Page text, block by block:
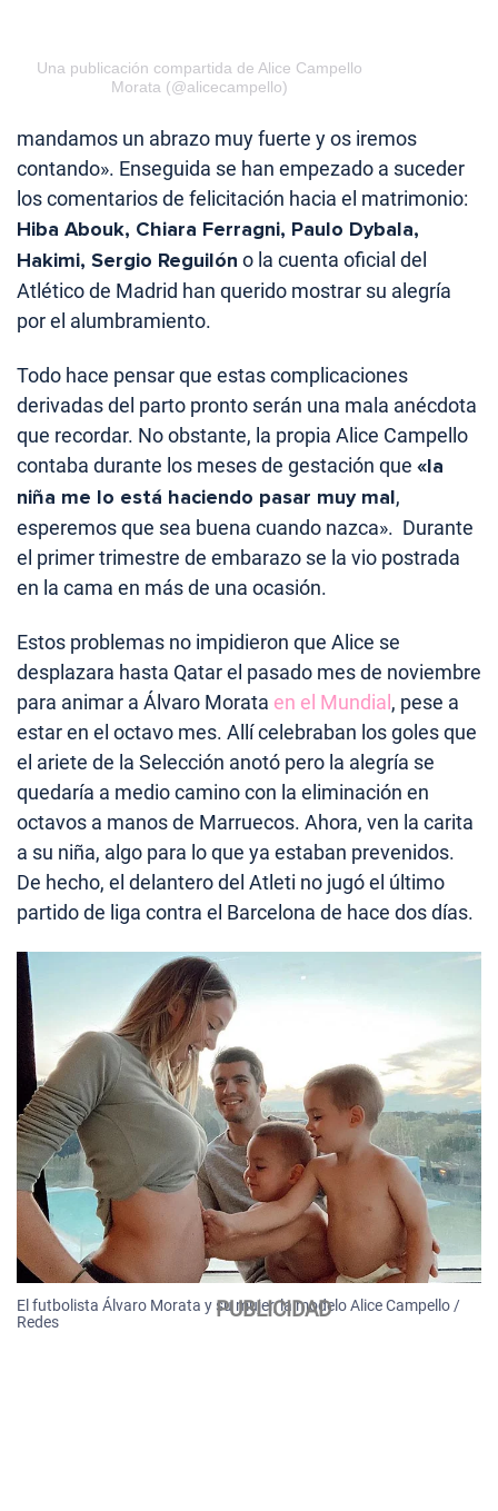
Una publicación compartida de Alice Campello
Morata (@alicecampello)
mandamos un abrazo muy fuerte y os iremos
contando». Enseguida se han empezado a suceder
los comentarios de felicitación hacia el matrimonio:
Hiba Abouk, Chiara Ferragni, Paulo Dybala,
Hakimi, Sergio Reguilón o la cuenta oficial del
Atlético de Madrid han querido mostrar su alegría
por el alumbramiento.
Todo hace pensar que estas complicaciones
derivadas del parto pronto serán una mala anécdota
que recordar. No obstante, la propia Alice Campello
contaba durante los meses de gestación que «la
niña me lo está haciendo pasar muy mal,
esperemos que sea buena cuando nazca». Durante
el primer trimestre de embarazo se la vio postrada
en la cama en más de una ocasión.
Estos problemas no impidieron que Alice se
desplazara hasta Qatar el pasado mes de noviembre
para animar a Álvaro Morata en el Mundial, pese a
estar en el octavo mes. Allí celebraban los goles que
el ariete de la Selección anotó pero la alegría se
quedaría a medio camino con la eliminación en
octavos a manos de Marruecos. Ahora, ven la carita
a su niña, algo para lo que ya estaban prevenidos.
De hecho, el delantero del Atleti no jugó el último
partido de liga contra el Barcelona de hace dos días.
El futbolista Álvaro Morata y su mujer, la modelo Alice Campello /
Redes